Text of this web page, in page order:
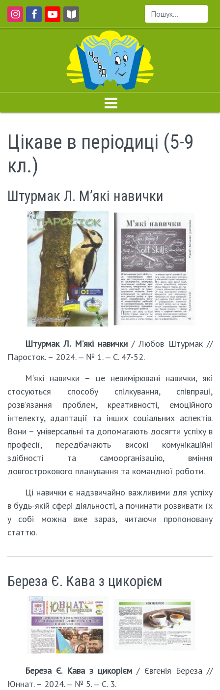
Пошук...
Цікаве в періодиці (5-9
кл.)
Штурмак Л. М’які навички
Штурмак Л. М’які навички/ Любов Штурмак //
Паросток. – 2024. ‒ № 1. ‒ С. 47-52.
М’які навички – це невимірювані навички, які
стосуються способу спілкування, співпраці,
розв’язання проблем, креативності, емоційного
інтелекту, адаптації та інших соціальних аспектів.
Вони – універсальні та допомагають досягти успіху в
професії, передбачають високі комунікаційні
здібності та самоорганізацію, вміння
довгострокового планування та командної роботи.
Ці навички є надзвичайно важливими для успіху
в будь-якій сфері діяльності, а починати розвивати їх
у собі можна вже зараз, читаючи пропоновану
статтю.
Береза Є. Кава з цикорієм
Береза Є. Кава з цикорієм / Євгенія Береза //
Юннат. – 2024. ‒ № 5. ‒ С. 3.